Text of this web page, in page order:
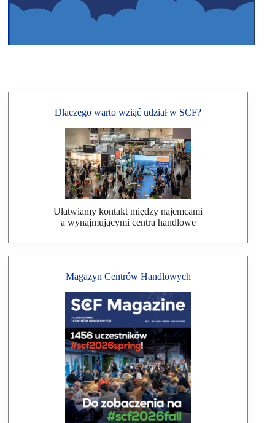
Dlaczego warto wziąć udział w SCF?
Ułatwiamy kontakt między najemcami
a wynajmującymi centra handlowe
Magazyn Centrów Handlowych